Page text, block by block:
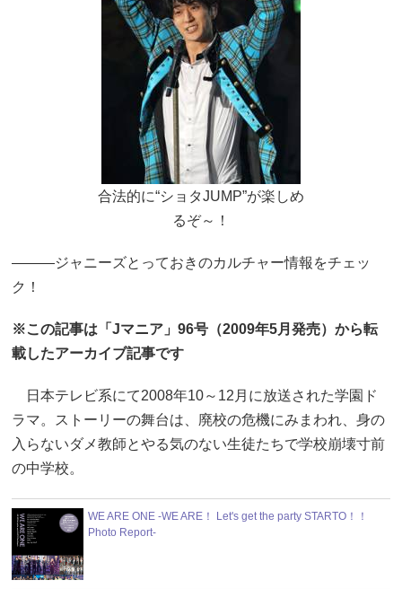
合法的に“ショタJUMP”が楽しめ
るぞ～！
―――ジャニーズとっておきのカルチャー情報をチェッ
ク！
※この記事は「Jマニア」96号（2009年5月発売）から転
載したアーカイブ記事です
日本テレビ系にて2008年10～12月に放送された学園ド
ラマ。ストーリーの舞台は、廃校の危機にみまわれ、身の
入らないダメ教師とやる気のない生徒たちで学校崩壊寸前
の中学校。
WE ARE ONE -WE ARE！ Let's get the party STARTO！！
Photo Report-